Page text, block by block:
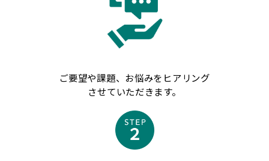
ご要望や課題、お悩みをヒアリング
させていただきます。